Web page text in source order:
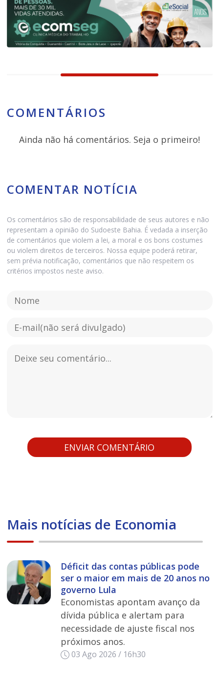
COMENTÁRIOS
Ainda não há comentários. Seja o primeiro!
COMENTAR NOTÍCIA
Os comentários são de responsabilidade de seus autores e não
representam a opinião do Sudoeste Bahia. É vedada a inserção
de comentários que violem a lei, a moral e os bons costumes
ou violem direitos de terceiros. Nossa equipe poderá retirar,
sem prévia notificação, comentários que não respeitem os
critérios impostos neste aviso.
Mais notícias de Economia
Déficit das contas públicas pode
ser o maior em mais de 20 anos no
governo Lula
Economistas apontam avanço da
dívida pública e alertam para
necessidade de ajuste fiscal nos
próximos anos.
03 Ago 2026 / 16h30